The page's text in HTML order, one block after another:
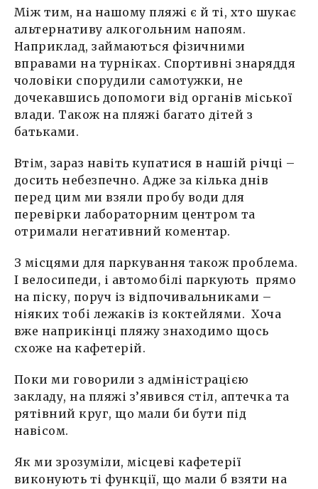
Між тим, на нашому пляжі є й ті, хто шукає
альтернативу алкогольним напоям.
Наприклад, займаються фізичними
вправами на турніках. Спортивні знаряддя
чоловіки спорудили самотужки, не
дочекавшись допомоги від органів міської
влади. Також на пляжі багато дітей з
батьками.
Втім, зараз навіть купатися в нашій річці –
досить небезпечно. Адже за кілька днів
перед цим ми взяли пробу води для
перевірки лабораторним центром та
отримали негативний коментар.
З місцями для паркування також проблема.
І велосипеди, і автомобілі паркують прямо
на піску, поруч із відпочивальниками –
ніяких тобі лежаків із коктейлями. Хоча
вже наприкінці пляжу знаходимо щось
схоже на кафетерій.
Поки ми говорили з адміністрацією
закладу, на пляжі з’явився стіл, аптечка та
рятівний круг, що мали би бути під
навісом.
Як ми зрозуміли, місцеві кафетерії
виконують ті функції, що мали б взяти на